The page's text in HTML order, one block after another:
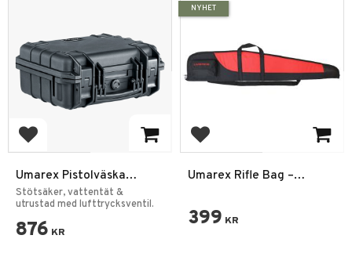
Add to favorites
Umarex Pistolväska
Hardcase Vattentät
Stötsäker, vattentät &
utrustad med lufttrycksventil.
876 KR
Add to favorites
Umarex Rifle Bag –
399 KR
NYHET